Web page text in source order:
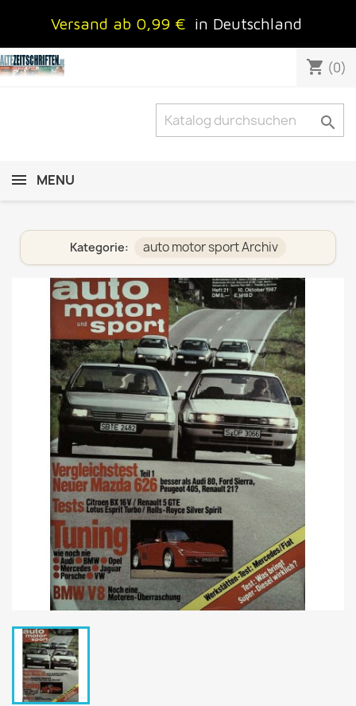
Versand ab 0,99 € in Deutschland
shopping_cart (0)

MENU
Kategorie: auto motor sport Archiv